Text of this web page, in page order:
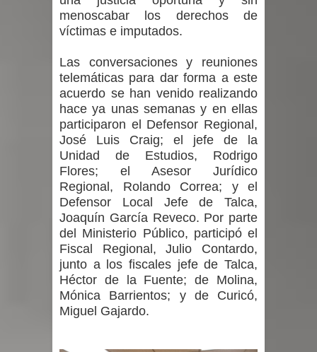
menoscabar los derechos de
víctimas e imputados.
Las conversaciones y reuniones
telemáticas para dar forma a este
acuerdo se han venido realizando
hace ya unas semanas y en ellas
participaron el Defensor Regional,
José Luis Craig; el jefe de la
Unidad de Estudios, Rodrigo
Flores; el Asesor Jurídico
Regional, Rolando Correa; y el
Defensor Local Jefe de Talca,
Joaquín García Reveco. Por parte
del Ministerio Público, participó el
Fiscal Regional, Julio Contardo,
junto a los fiscales jefe de Talca,
Héctor de la Fuente; de Molina,
Mónica Barrientos; y de Curicó,
Miguel Gajardo.